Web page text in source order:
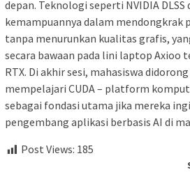
depan. Teknologi seperti NVIDIA
kemampuannya dalam mendongkrak
tanpa menurunkan kualitas grafis,
secara bawaan pada lini laptop Axioo
RTX. Di akhir sesi, mahasiswa
mempelajari CUDA – platform
sebagai fondasi utama jika mereka
pengembang aplikasi berbasis AI di
Post Views: 185